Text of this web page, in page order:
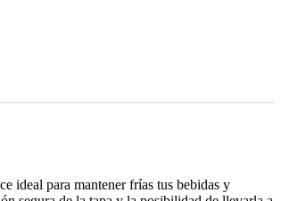
ideal para mantener frías tus bebidas y